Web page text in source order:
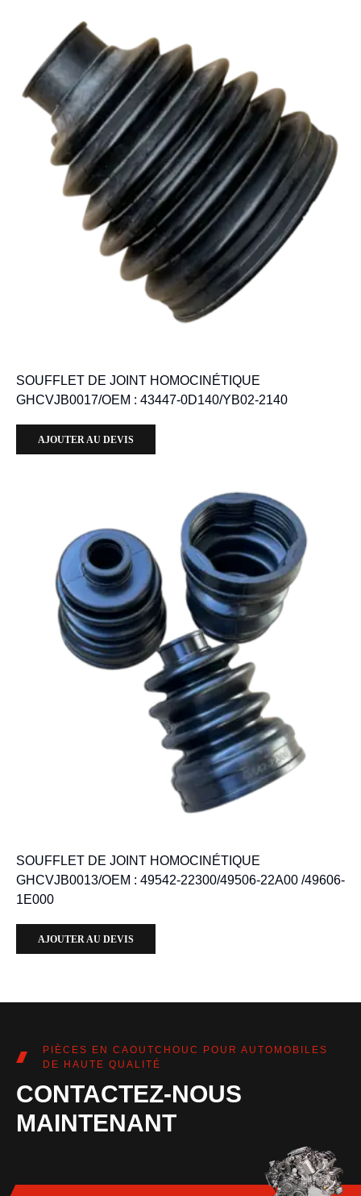
SOUFFLET DE JOINT HOMOCINÉTIQUE
GHCVJB0017/OEM : 43447-0D140/YB02-2140
AJOUTER AU DEVIS
SOUFFLET DE JOINT HOMOCINÉTIQUE
GHCVJB0013/OEM : 49542-22300/49506-22A00 /49606-
1E000
AJOUTER AU DEVIS
PIÈCES EN CAOUTCHOUC POUR AUTOMOBILES
DE HAUTE QUALITÉ
CONTACTEZ-NOUS
MAINTENANT